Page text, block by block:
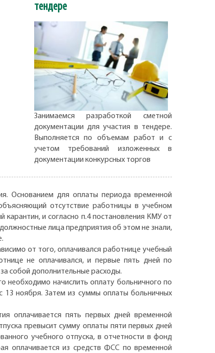
тендере
Занимаемся разработкой сметной
документации для участия в тендере.
Выполняется по объемам работ и с
учетом требований изложенных в
документации конкурсных торгов
Основанием для оплаты периода временной
отсутствие работницы в учебном
карантин, и согласно п.4 постановления КМУ от
лица предприятия об этом не знали,
от того, оплачивался работнице учебный
не оплачивался, и первые пять дней по
собой дополнительные расходы.
необходимо начислить оплату больничного по
13 ноября. Затем из суммы оплаты больничных
оплачивается пять первых дней временной
превысит сумму оплаты пяти первых дней
учебного отпуска, в отчетности в фонд
оплачивается из средств ФСС по временной